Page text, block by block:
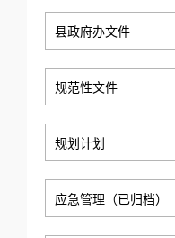
县政府办文件
规范性文件
规划计划
应急管理（已归档）